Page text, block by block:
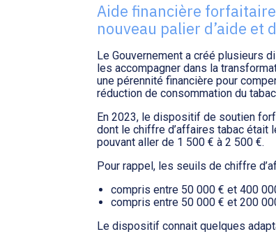
Aide financière
nouveau palier d’aide et
Le Gouvernement a créé plusieurs
les accompagner dans la
une pérennité financière pour
réduction de consommation du
En 2023, le dispositif de soutien
dont le chiffre d’affaires tabac était
pouvant aller de 1 500 € à 2 500 €.
Pour rappel, les seuils de chiffre
compris entre 50 000 € et 400
compris entre 50 000 € et 200
Le dispositif connait quelques